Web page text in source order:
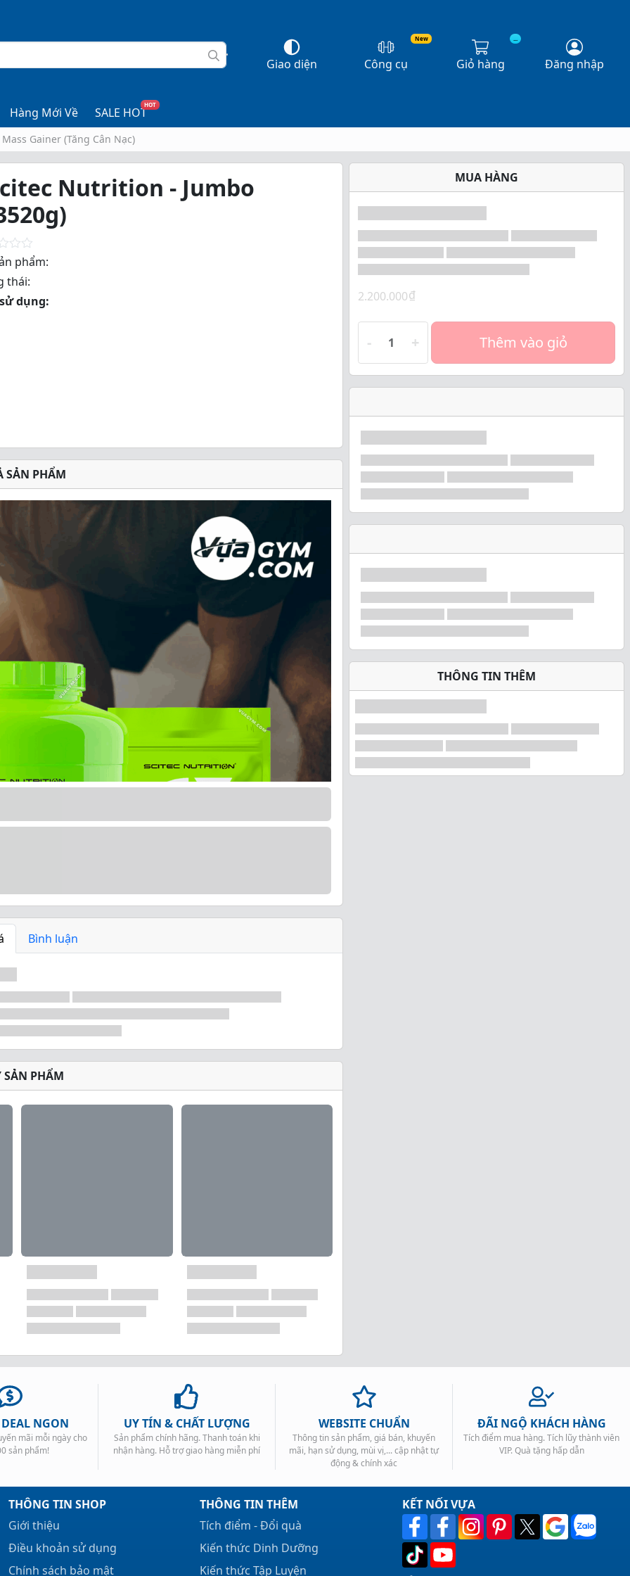
Giao diện
New
Công cụ
...
Giỏ hàng Đăng nhập
Hàng Mới Về SALE HOT
HOT
Mass Gainer (Tăng Cân Nạc)
Nutrition - Jumbo
phẩm:
thái:
dụng:
MUA HÀNG
2.200.000₫
- + Thêm vào giỏ
THÔNG TIN THÊM
SẢN PHẨM
Bình luận
SẢN PHẨM
NGON
mãi mỗi ngày cho
sản phẩm!
UY TÍN & CHẤT LƯỢNG
Sản phẩm chính hãng. Thanh toán khi
nhận hàng. Hỗ trợ giao hàng miễn phí
WEBSITE CHUẨN
Thông tin sản phẩm, giá bán, khuyến
mãi, hạn sử dụng, mùi vị,... cập nhật tự
động & chính xác
ĐÃI NGỘ KHÁCH HÀNG
Tích điểm mua hàng. Tích lũy thành viên
VIP. Quà tặng hấp dẫn
THÔNG TIN SHOP
Giới thiệu
Điều khoản sử dụng
Chính sách bảo mật
THÔNG TIN THÊM
Tích điểm - Đổi quà
Kiến thức Dinh Dưỡng
Kiến thức Tập Luyện
KẾT NỐI VỰA